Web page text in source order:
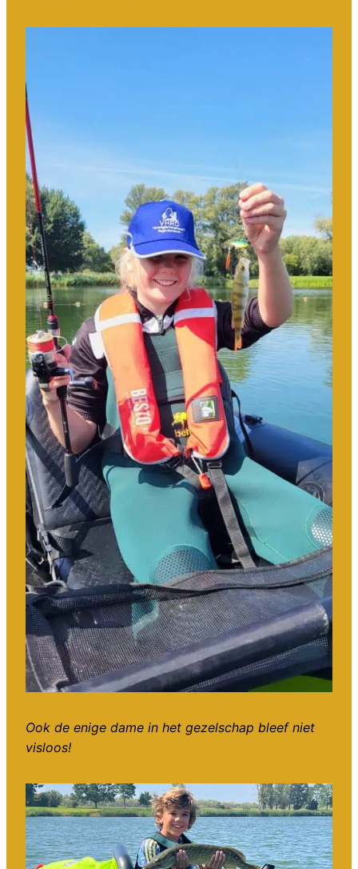
Ook de enige dame in het gezelschap bleef niet
visloos!